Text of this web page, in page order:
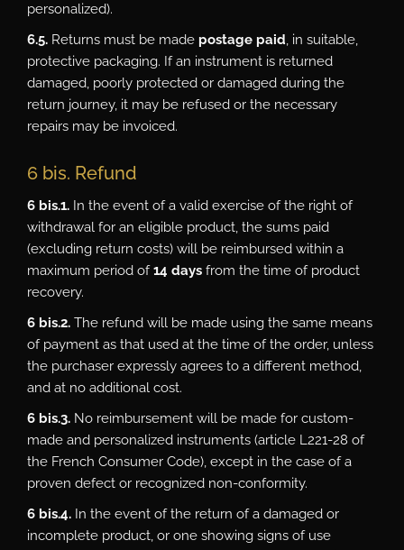
personalized).
6.5. Returns must be made postage paid, in suitable,
protective packaging. If an instrument is returned
damaged, poorly protected or damaged during the
return journey, it may be refused or the necessary
repairs may be invoiced.
6 bis. Refund
6 bis.1. In the event of a valid exercise of the right of
withdrawal for an eligible product, the sums paid
(excluding return costs) will be reimbursed within a
maximum period of14 days from the time of product
recovery.
6 bis.2. The refund will be made using the same means
of payment as that used at the time of the order, unless
the purchaser expressly agrees to a different method,
and at no additional cost.
6 bis.3. No reimbursement will be made for custom-
made and personalized instruments (article L221-28 of
the French Consumer Code), except in the case of a
proven defect or recognized non-conformity.
6 bis.4. In the event of the return of a damaged or
incomplete product, or one showing signs of use